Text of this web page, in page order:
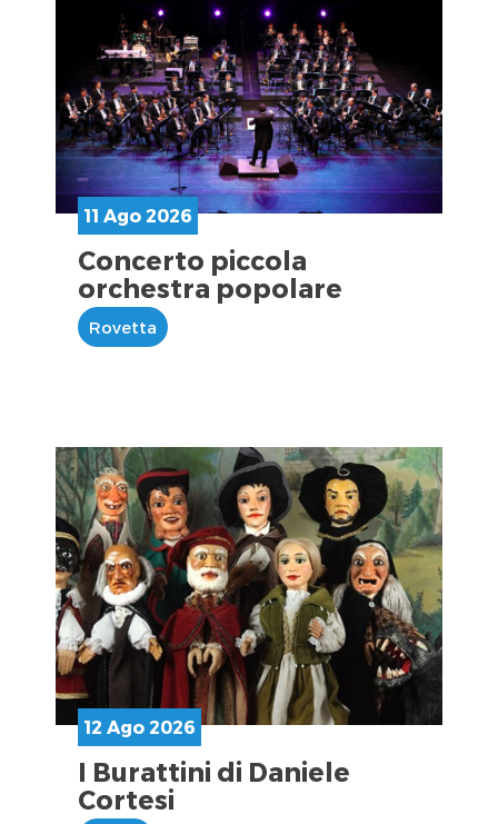
11 Ago 2026
Concerto piccola
orchestra popolare
Rovetta
12 Ago 2026
I Burattini di Daniele
Cortesi